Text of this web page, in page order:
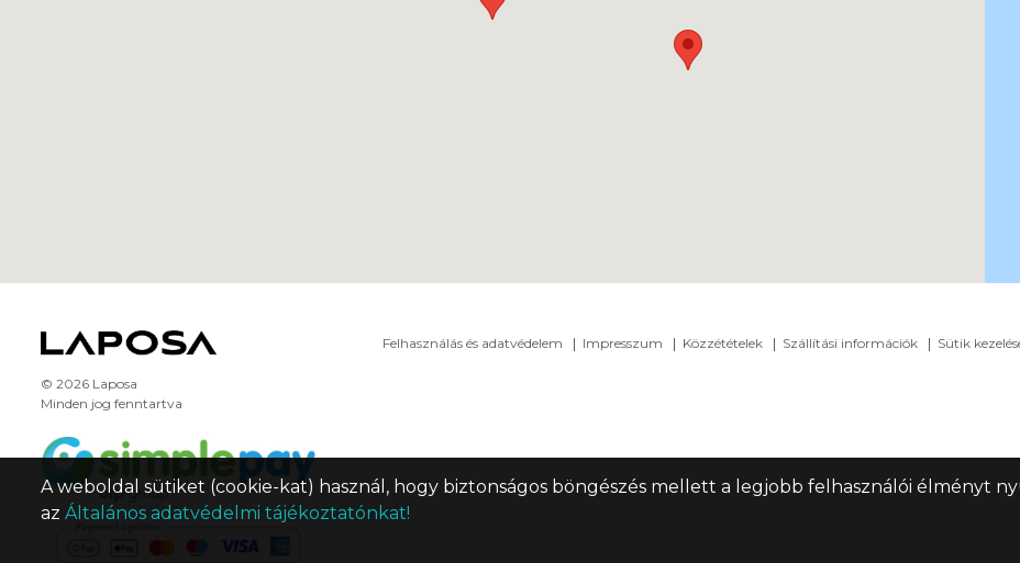
Felhasználás és adatvédelem Impresszum Közzétételek Szállítási információk Sütik
© 2026 Laposa
Minden jog fenntartva
A weboldal sütiket (cookie-kat) használ, hogy biztonságos böngészés mellett a legjobb felhasználói élményt
az Általános adatvédelmi tájékoztatónkat!